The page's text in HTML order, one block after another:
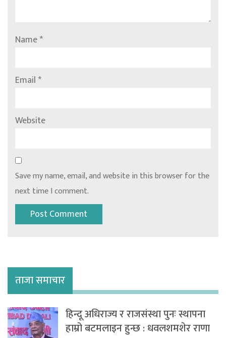
Name*
Email*
Website
Save my name, email, and website in this browser for the
next time I comment.
ताजा समाचार
हिन्दू अधिराज्य र राजसंस्था पुनः स्थापना
हाम्रो बटमलाइन हुन्छ : धवलशमशेर राणा